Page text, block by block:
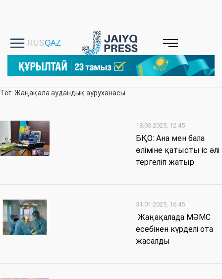
Тег: Жаңақала аудандық ауруханасы
18.03.2025, 12:45
БҚО: Ана мен бала
өліміне қатысты іс әлі
тергеліп жатыр
31.01.2025, 16:45
Жаңақалада МӘМС
есебінен күрделі ота
жасалды